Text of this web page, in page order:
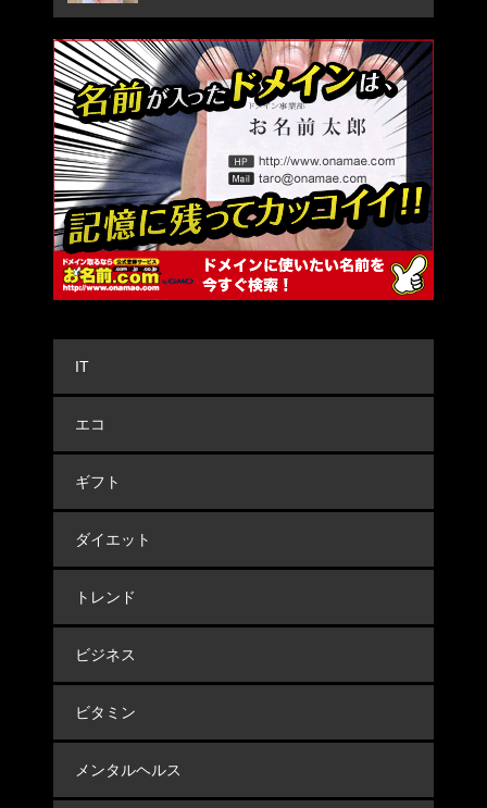
IT
エコ
ギフト
ダイエット
トレンド
ビジネス
ビタミン
メンタルヘルス